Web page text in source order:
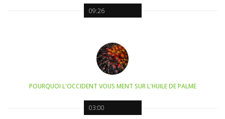
09:26
03:00
POURQUOI L'OCCIDENT VOUS MENT SUR L'HUILE DE PALME